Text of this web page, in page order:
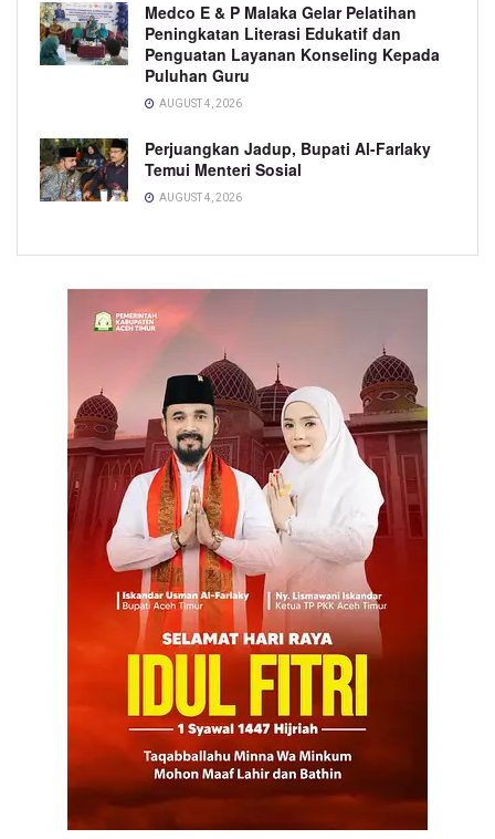
Medco E & P Malaka Gelar Pelatihan
Peningkatan Literasi Edukatif dan
Penguatan Layanan Konseling Kepada
Puluhan Guru
AUGUST 4, 2026
Perjuangkan Jadup, Bupati Al-Farlaky
Temui Menteri Sosial
AUGUST 4, 2026